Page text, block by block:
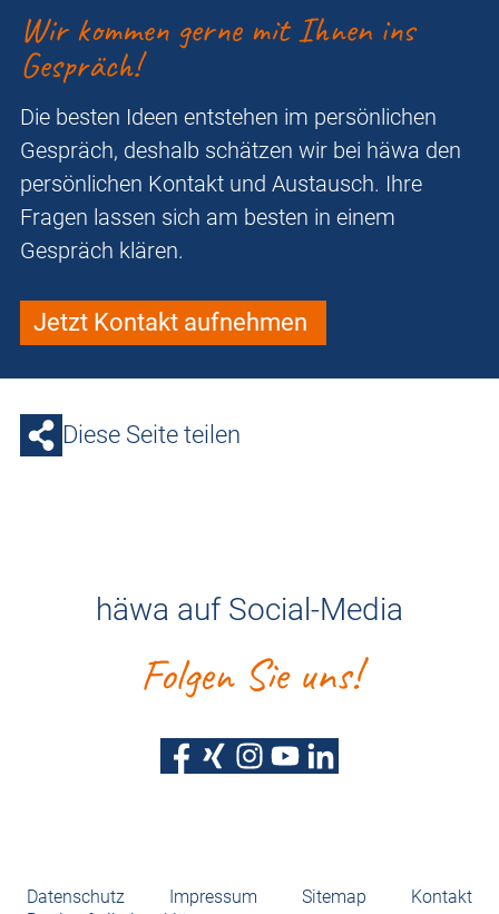
Wir kommen gerne mit Ihnen ins
Gespräch!
Die besten Ideen entstehen im persönlichen
Gespräch, deshalb schätzen wir bei häwa den
persönlichen Kontakt und Austausch. Ihre
Fragen lassen sich am besten in einem
Gespräch klären.
Jetzt Kontakt aufnehmen
Diese Seite teilen
häwa auf Social-Media
Folgen Sie uns!
Datenschutz Impressum Sitemap
Kontakt